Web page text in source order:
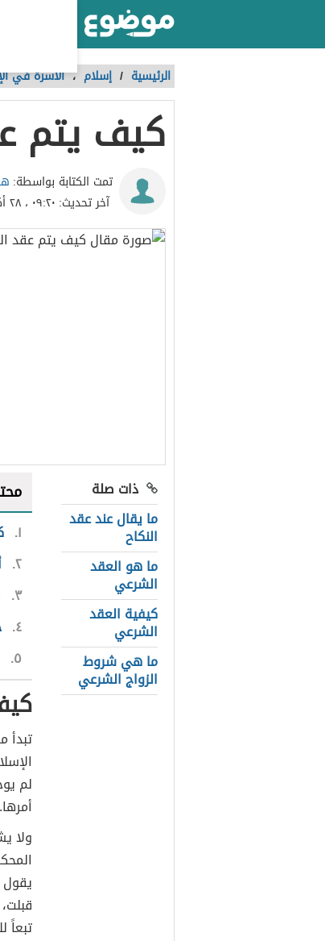
الرئيسية / إسلام ،الأسرة في
كيف يتم
تمت الكتابة بواسطة:
آخر تحديث: ٠٩:٢٠ ، ٢٨ أكتوبر ٢٠٢١
ذات صلة
ما يقال عند عقد
النكاح
ما هو العقد
الشرعي
كيفية العقد
الشرعي
ما هي شروط
الزواج الشرعي
١
٢
٣
٤
٥
لم
أمرها.
ولا
يقول
تبعاً